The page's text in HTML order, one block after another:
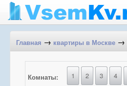
Главная → квартиры в Москве →
Комнаты: 1 2 3 4